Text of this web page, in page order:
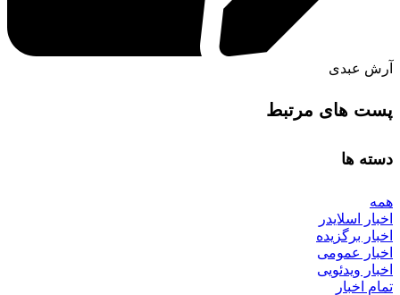
آرش عبدی
پست های مرتبط
دسته ها
همه
اخبار اسلایدر
اخبار برگزیده
اخبار عمومی
اخبار ویدئویی
تمام اخبار